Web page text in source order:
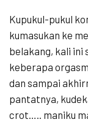
Kupukul-pukul
kumasukan ke
belakang, kali ini
keberapa
dan sampai
pantatnya,
crot….. maniku